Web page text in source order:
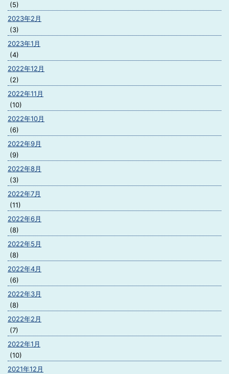
(5)
2023年2月
(3)
2023年1月
(4)
2022年12月
(2)
2022年11月
(10)
2022年10月
(6)
2022年9月
(9)
2022年8月
(3)
2022年7月
(11)
2022年6月
(8)
2022年5月
(8)
2022年4月
(6)
2022年3月
(8)
2022年2月
(7)
2022年1月
(10)
2021年12月